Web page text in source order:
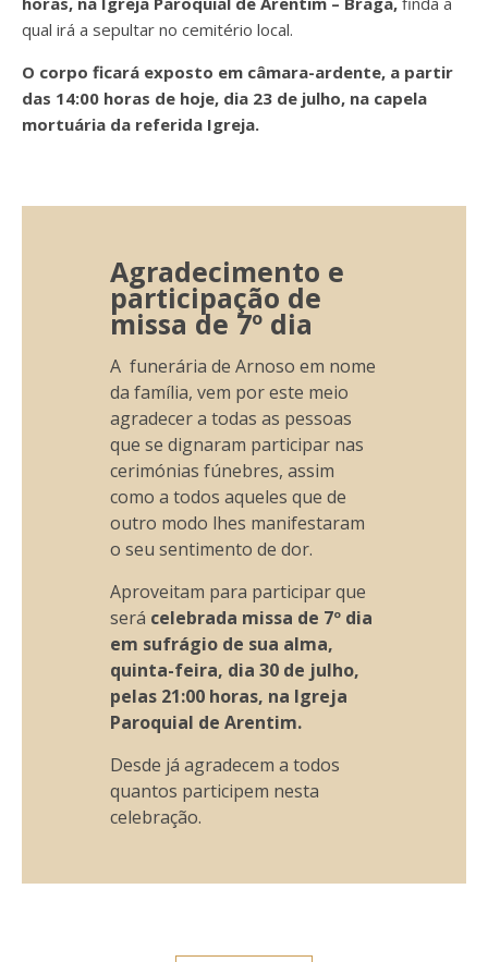
qual irá a sepultar no cemitério local.
O corpo ficará exposto em câmara-ardente, a partir
das 14:00 horas de hoje, dia 23 de julho, na capela
mortuária da referida Igreja.
Agradecimento e
participação de
missa de 7º dia
A funerária de Arnoso em nome
da família, vem por este meio
agradecer a todas as pessoas
que se dignaram participar nas
cerimónias fúnebres, assim
como a todos aqueles que de
outro modo lhes manifestaram
o seu sentimento de dor.
Aproveitam para participar que
será celebrada missa de 7º dia
em sufrágio de sua alma,
quinta-feira, dia 30 de julho,
pelas 21:00 horas, na Igreja
Paroquial de Arentim.
Desde já agradecem a todos
quantos participem nesta
celebração.